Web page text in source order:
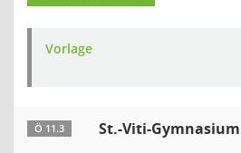
Vorlage
Ö 11.3 St.-Viti-Gymnasium